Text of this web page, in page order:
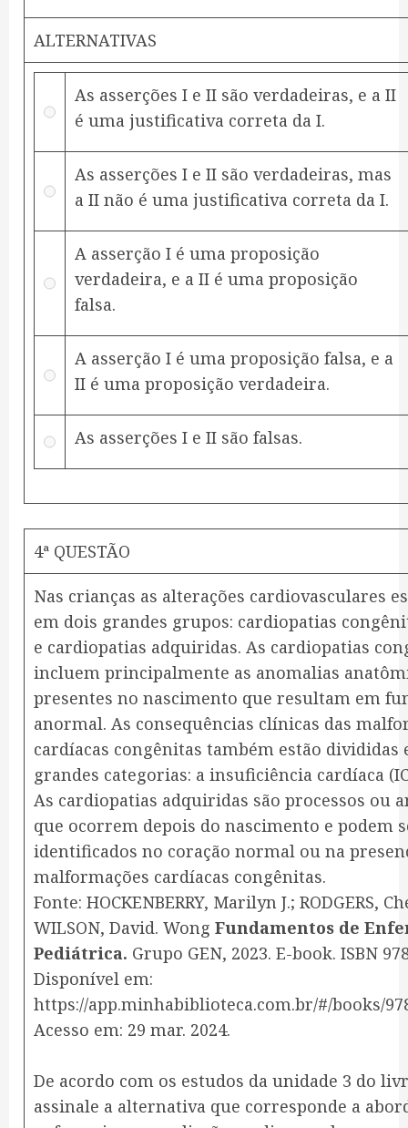
ALTERNATIVAS
As asserções I e II são verdadeiras, e a II
é uma justificativa correta da I.
As asserções I e II são verdadeiras, mas
a II não é uma justificativa correta da I.
A asserção I é uma proposição
verdadeira, e a II é uma proposição
falsa.
A asserção I é uma proposição falsa, e a
II é uma proposição verdadeira.
As asserções I e II são falsas.
4ª QUESTÃO
Nas crianças as alterações cardiovasculares
em dois grandes grupos: cardiopatias
e cardiopatias adquiridas. As cardiopatias
incluem principalmente as anomalias
presentes no nascimento que resultam em
anormal. As consequências clínicas das
cardíacas congênitas também estão divididas
grandes categorias: a insuficiência cardíaca
As cardiopatias adquiridas são processos ou
que ocorrem depois do nascimento e podem
identificados no coração normal ou na
malformações cardíacas congênitas.
Fonte: HOCKENBERRY, Marilyn J.; RODGERS,
WILSON, David. Wong Fundamentos de
Pediátrica. Grupo GEN, 2023. E-book. ISBN
Disponível em:
https://app.minhabiblioteca.com.br/#/books/
Acesso em: 29 mar. 2024.
De acordo com os estudos da unidade 3 do
assinale a alternativa que corresponde a